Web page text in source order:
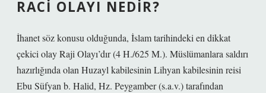
RACI OLAYI NEDIR?
İhanet söz konusu olduğunda, İslam tarihindeki en dikkat
çekici olay Raji Olayı’dır (4 H./625 M.). Müslümanlara saldırı
hazırlığında olan Huzayl kabilesinin Lihyan kabilesinin reisi
Ebu Süfyan b. Halid, Hz. Peygamber (s.a.v.) tarafından